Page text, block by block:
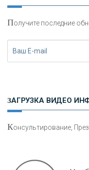
Получите последние
ЗАГРУЗКА ВИДЕО
Консультирование,